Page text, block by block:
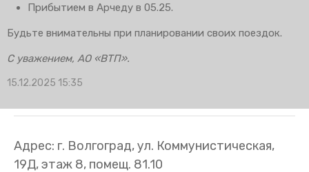
Прибытием в Арчеду в 05.25.
Будьте внимательны при планировании своих поездок.
С уважением, АО «ВТП».
15.12.2025 15:35
Адрес: г. Волгоград, ул. Коммунистическая,
19Д, этаж 8, помещ. 81.10